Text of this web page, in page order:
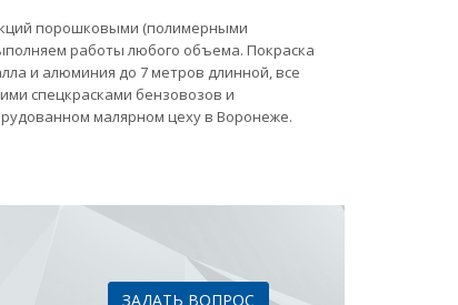
порошковыми (полимерными
работы любого объема. Покраска
и алюминия до 7 метров длинной, все
спецкрасками бензовозов и
малярном цеху в Воронеже.
ЗАДАТЬ ВОПРОС